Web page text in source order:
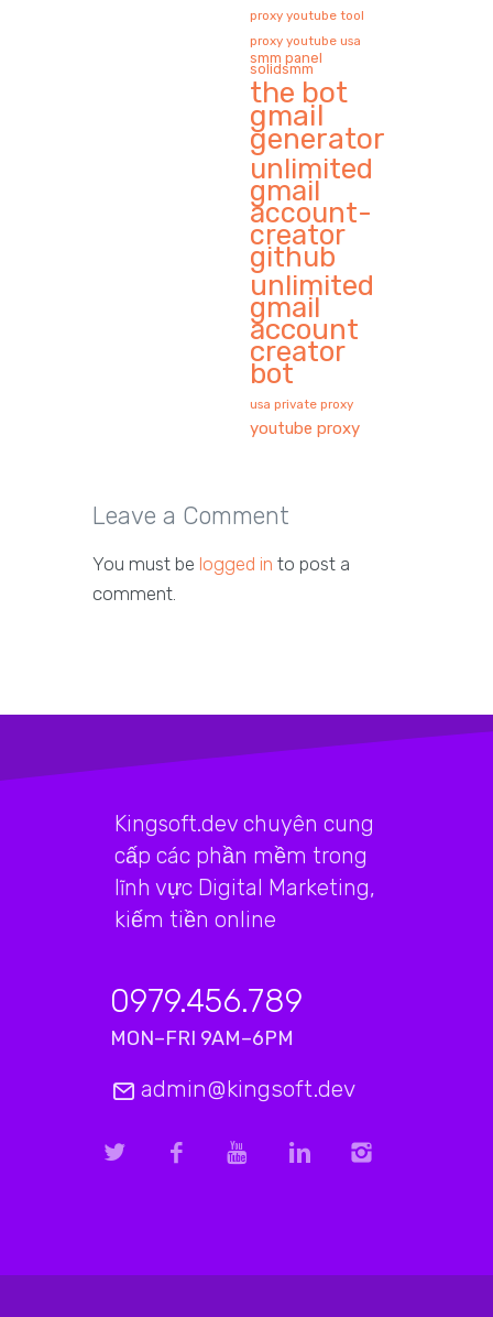
proxy youtube tool
proxy youtube usa
smm panel
solidsmm
the bot
gmail
generator
unlimited
gmail
account-
creator
github
unlimited
gmail
account
creator
bot
usa private proxy
youtube proxy
Leave a Comment
You must be logged in to post a
comment.
Kingsoft.dev chuyên cung
cấp các phần mềm trong
lĩnh vực Digital Marketing,
kiếm tiền online
0979.456.789
MON–FRI 9AM–6PM
admin@kingsoft.dev